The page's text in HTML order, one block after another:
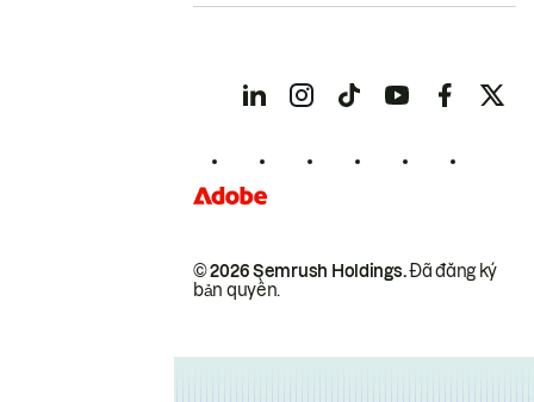
© 2026 Semrush Holdings.Đã đăng ký
bản quyền.